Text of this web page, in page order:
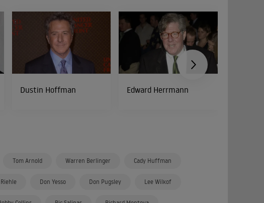
Dustin Hoffman Edward Herrmann
Tom Arnold Warren Berlinger Cady Huffman
Don Yesso Don Pugsley Lee Wilkof